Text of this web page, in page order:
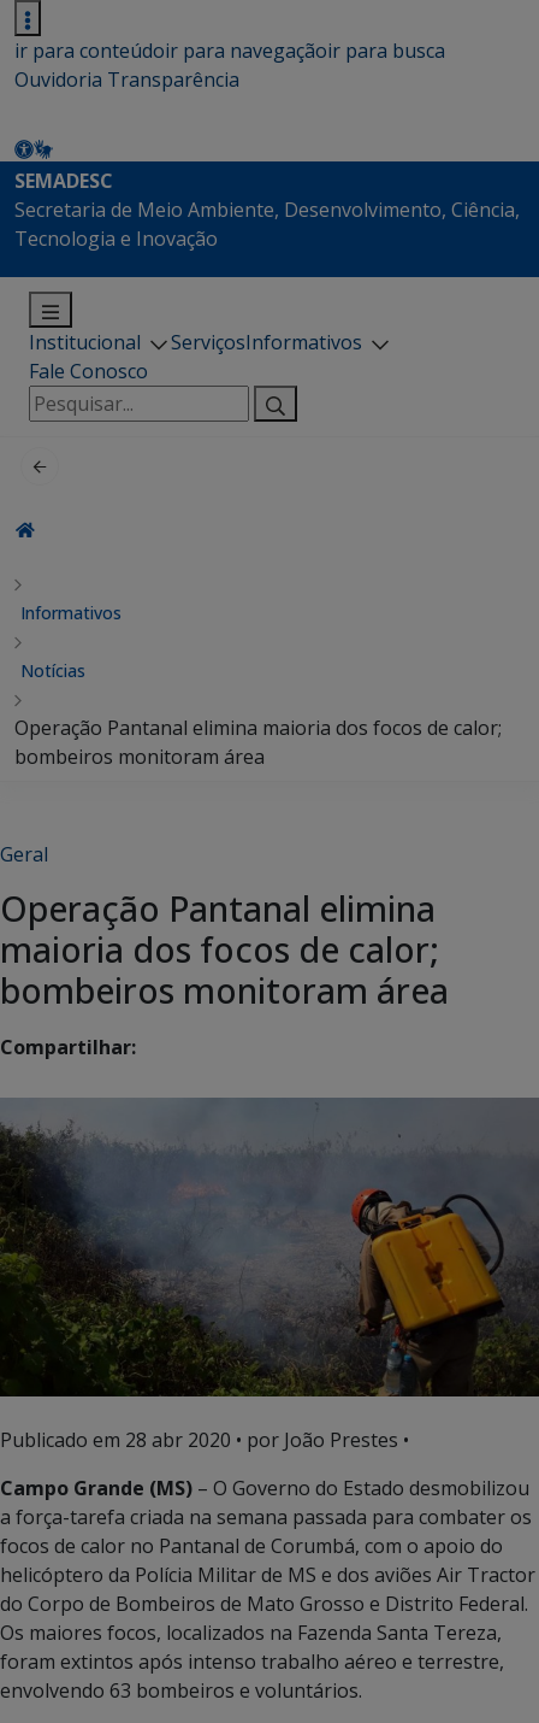
ir para conteúdoir para navegaçãoir para busca
Ouvidoria Transparência
SEMADESC
Secretaria de Meio Ambiente, Desenvolvimento, Ciência,
Tecnologia e Inovação
Institucional ServiçosInformativos
Fale Conosco
Pesquisar
por:
Informativos
Notícias
Operação Pantanal elimina maioria dos focos de calor;
bombeiros monitoram área
Geral
Operação Pantanal elimina
maioria dos focos de calor;
bombeiros monitoram área
Compartilhar:
Publicado em 28 abr 2020 • por João Prestes •
Campo Grande (MS) – O Governo do Estado desmobilizou
a força-tarefa criada na semana passada para combater os
focos de calor no Pantanal de Corumbá, com o apoio do
helicóptero da Polícia Militar de MS e dos aviões Air Tractor
do Corpo de Bombeiros de Mato Grosso e Distrito Federal.
Os maiores focos, localizados na Fazenda Santa Tereza,
foram extintos após intenso trabalho aéreo e terrestre,
envolvendo 63 bombeiros e voluntários.